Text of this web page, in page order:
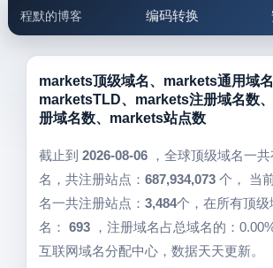
程默的博客 编码转换
邮件工具 生活便民
5.1支付宝大红包
markets顶级域名、markets通用域名
marketsTLD、markets注册域名数
册域名数、markets站点数
截止到 2026-08-06，全球顶级域名一共
名，共注册站点： 687,934,073 个， 当
名一共注册站点： 3,484个，在所有顶
名： 693，注册域名占总域名的：
互联网域名分配中心，数据天天更新。